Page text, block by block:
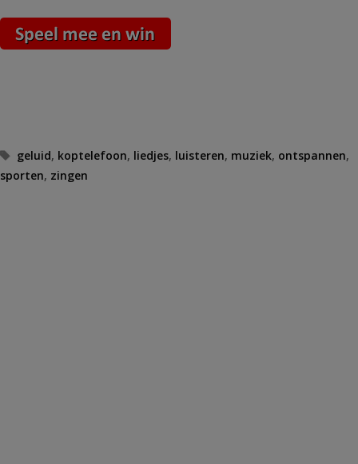
Tags
geluid, koptelefoon, liedjes, luisteren, muziek, ontspannen,
sporten, zingen